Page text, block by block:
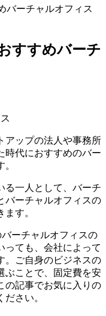
バーチャルオフィス
すすめバーチ
アップの法人や事務所
時代におすすめのバー
る一人として、バーチ
バーチャルオフィスの
す。
ーチャルオフィスの
っても、会社によって
。ご自身のビジネスの
ぶことで、固定費を安
の記事でお気に入りの
さい。